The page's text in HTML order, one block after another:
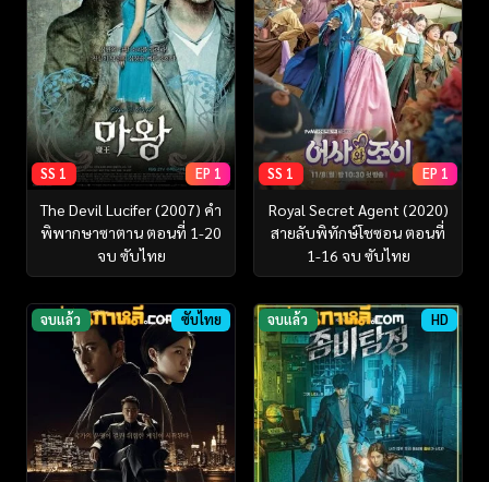
SS 1 EP 1
The Devil Lucifer (2007) คำ
พิพากษาซาตาน ตอนที่ 1-20
จบ ซับไทย
SS 1 EP 1
Royal Secret Agent (2020)
สายลับพิทักษ์โชซอน ตอนที่
1-16 จบ ซับไทย
จบแล้ว ซับไทย จบแล้ว HD